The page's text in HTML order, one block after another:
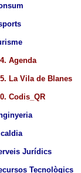
Agenda
La Vila de Blanes
Codis_QR
Jurídics
Tecnològics